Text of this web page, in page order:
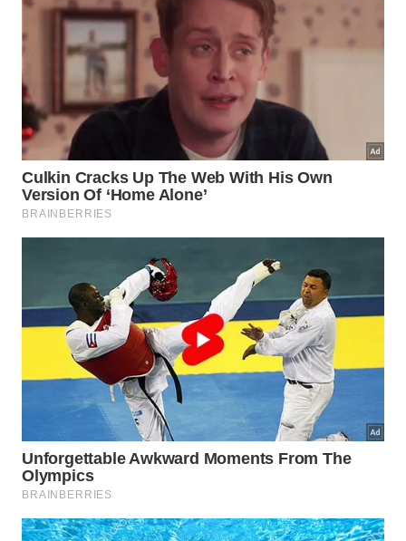
Aquário Violeta Violeta
Peixes
Verde
Limão/Neon
Vermelho
Você vai notar que alguns signos receberam cores
inusitadas, como o Preto para Leão ou o Violeta para Touro
e Aquário
Imagem gerada por inteligência artificial
O significado oculto das escolhas
Você vai notar que alguns signos receberam cores
inusitadas, como o Preto para Leão ou o Violeta
no Réveillon, entra aqui como um poderoso